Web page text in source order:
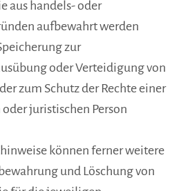
aus handels- oder
aufbewahrt werden
zur
oder Verteidigung von
zum Schutz der Rechte einer
juristischen Person
können ferner weitere
und Löschung von